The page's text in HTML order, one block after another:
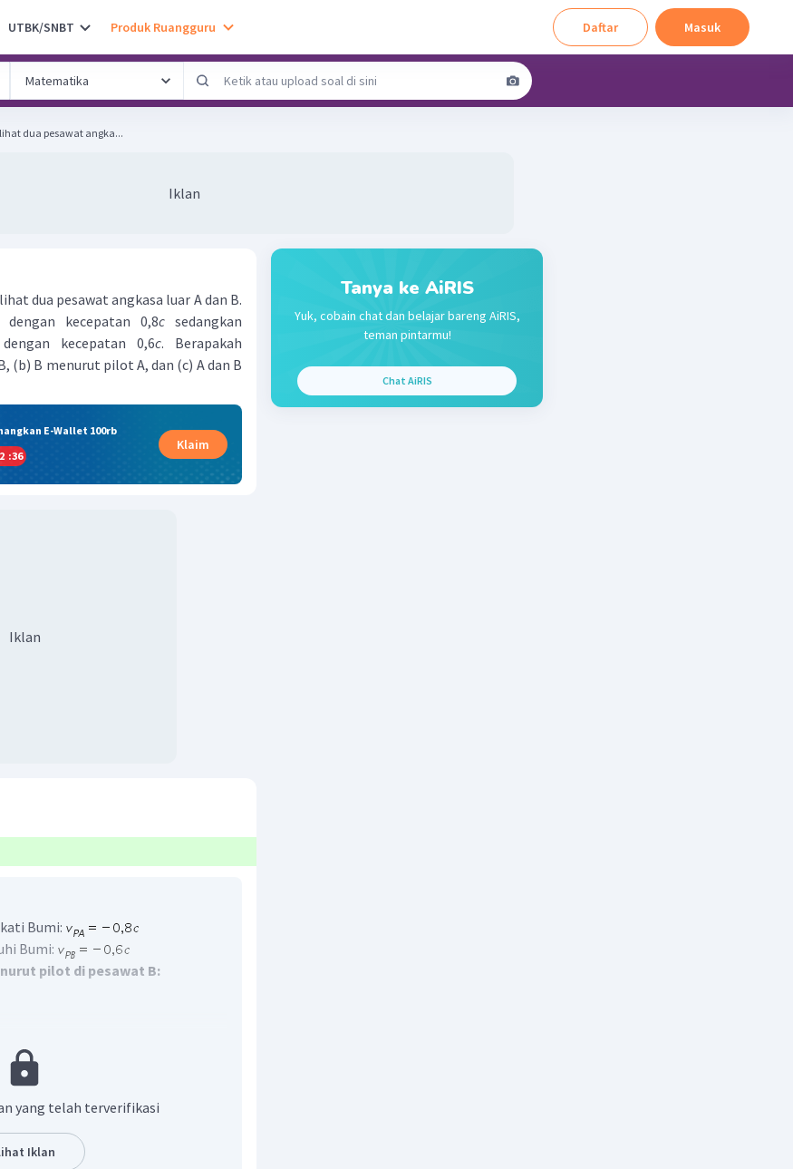
UTBK/SNBT Produk Ruangguru Daftar Masuk
dua pesawat angka...
Iklan
dua pesawat angkasa luar A dan B.
kecepatan 0,8csedangkan
kecepatan 0,6c. Berapakah
(b) B menurut pilot A, dan (c) A dan B
E-Wallet 100rb
:36
Klaim
Iklan
Bumi:
Bumi:
pilot di pesawat B:
yang telah terverifikasi
Iklan
Tanya ke AiRIS
Yuk, cobain chat dan belajar bareng AiRIS,
teman pintarmu!
Chat AiRIS